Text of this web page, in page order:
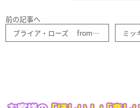
前の記事へ
ブライア・ローズ from「 眠れる森の美女 」 ディズニー blue106